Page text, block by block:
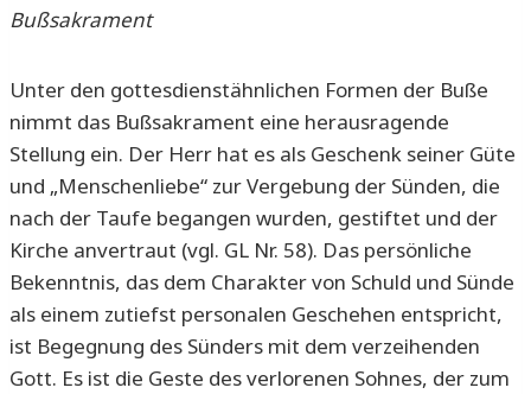
Bußsakrament
Unter den gottesdienstähnlichen Formen der Buße
nimmt das Bußsakrament eine herausragende
Stellung ein. Der Herr hat es als Geschenk seiner Güte
und „Menschenliebe“ zur Vergebung der Sünden, die
nach der Taufe begangen wurden, gestiftet und der
Kirche anvertraut (vgl. GL Nr. 58). Das persönliche
Bekenntnis, das dem Charakter von Schuld und Sünde
als einem zutiefst personalen Geschehen entspricht,
ist Begegnung des Sünders mit dem verzeihenden
Gott. Es ist die Geste des verlorenen Sohnes, der zum